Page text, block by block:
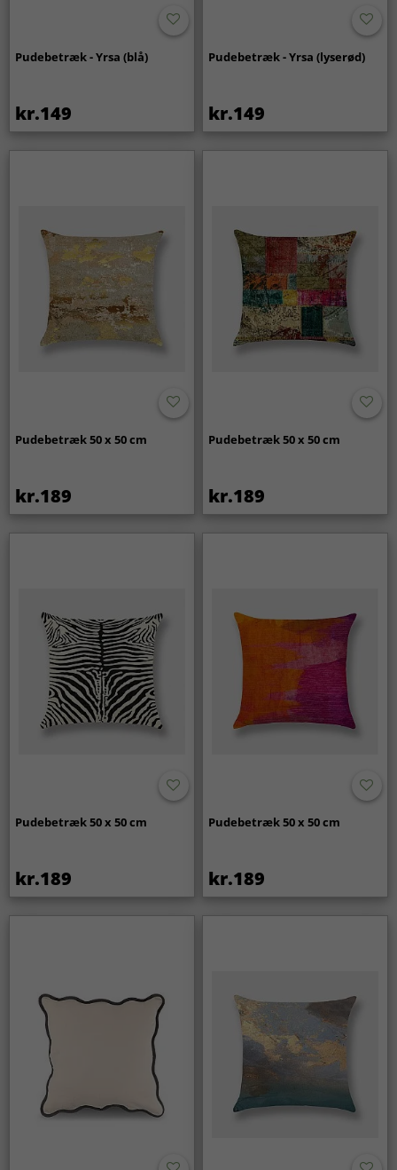
Pudebetræk - Yrsa (blå)
kr.149
Pudebetræk - Yrsa (lyserød)
kr.149
Pudebetræk 50 x 50 cm
kr.189
Pudebetræk 50 x 50 cm
kr.189
Pudebetræk 50 x 50 cm
kr.189
Pudebetræk 50 x 50 cm
kr.189